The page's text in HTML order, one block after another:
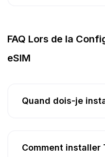
FAQ Lors de la
eSIM
Quand dois-je
Comment installer